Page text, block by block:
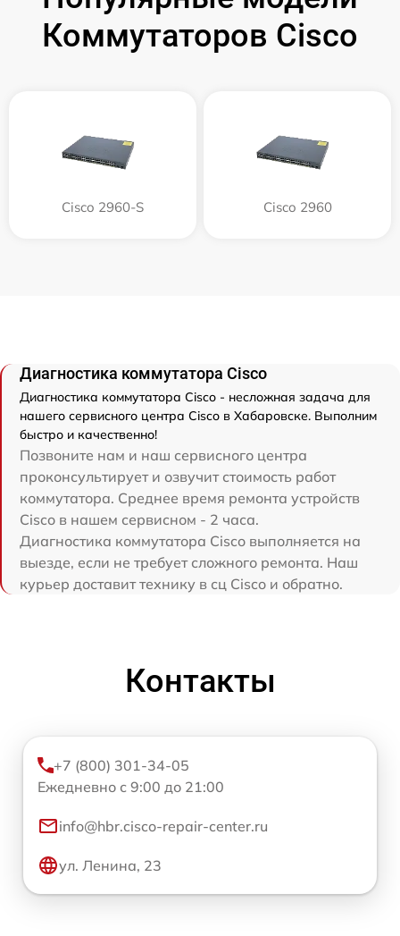
Коммутаторов Cisco
Cisco 2960-S Cisco 2960
Диагностика коммутатора Cisco
Диагностика коммутатора Cisco - несложная задача для
нашего сервисного центра Cisco в Хабаровске. Выполним
быстро и качественно!
Позвоните нам и наш сервисного центра
проконсультирует и озвучит стоимость работ
коммутатора. Среднее время ремонта устройств
Cisco в нашем сервисном - 2 часа.
Диагностика коммутатора Cisco выполняется на
выезде, если не требует сложного ремонта. Наш
курьер доставит технику в сц Cisco и обратно.
Контакты
+7 (800) 301-34-05
Ежедневно с 9:00 до 21:00
info@hbr.cisco-repair-center.ru
ул. Ленина, 23